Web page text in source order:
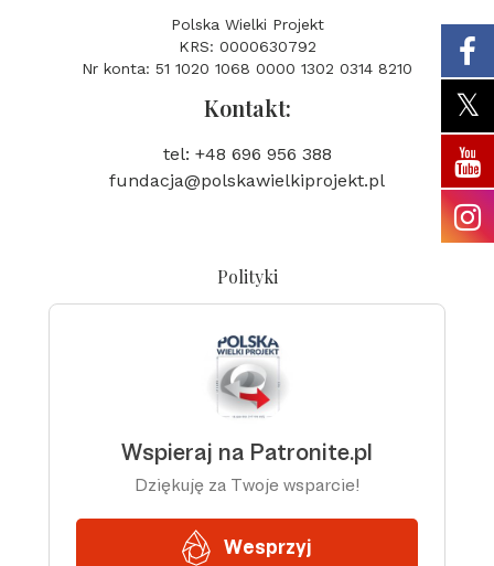
Polska Wielki Projekt
KRS: 0000630792
Nr konta: 51 1020 1068 0000 1302 0314 8210
Kontakt:
tel: +48 696 956 388
fundacja@polskawielkiprojekt.pl
Polityki